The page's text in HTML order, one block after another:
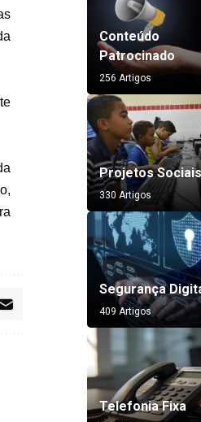
Conteúdo
Patrocinado
256 Artigos
Projetos
330 Artigos
Segurança
409 Artigos
Telefonia Fixa